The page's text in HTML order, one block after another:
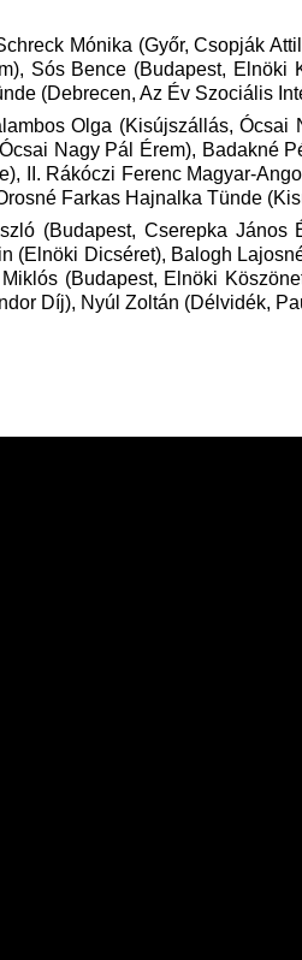
Mónika (Győr, Csopják
Sós Bence (Budapest,
(Debrecen, Az Év Szociális
Olga (Kisújszállás,
Nagy Pál Érem), Badakné
II. Rákóczi Ferenc Magyar-
Farkas Hajnalka Tünde
(Budapest, Cserepka
(Elnöki Dicséret), Balogh
(Budapest, Elnöki
Díj), Nyúl Zoltán (Délvidék,